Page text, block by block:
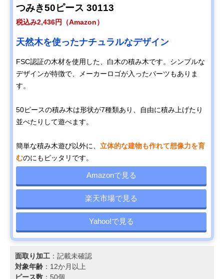
つみき50ピース 30113
税込み2,436円（Amazon）
天然木を使ったナチュラルなデザイン
FSC認証の木材を使用した、白木の積み木です。シンプルな
デザインが特徴で、メーカーロゴが入ったパーツもありま
す。
50ピースの積み木は形状が7種類あり、自由に積み上げたり
並べたりして遊べます。
簡単な積み木遊び以外に、 立体的な建物も作れて想像力を育
むのにもピッタリです。
Amazonで見る
楽天市場で見る
Yahoo!で見る
面取り加工 ：記載未確認
対象年齢 ：12か月以上
ピース数 ：50個